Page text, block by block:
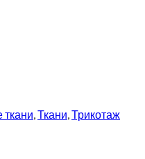
ткани,Ткани,Трикотаж